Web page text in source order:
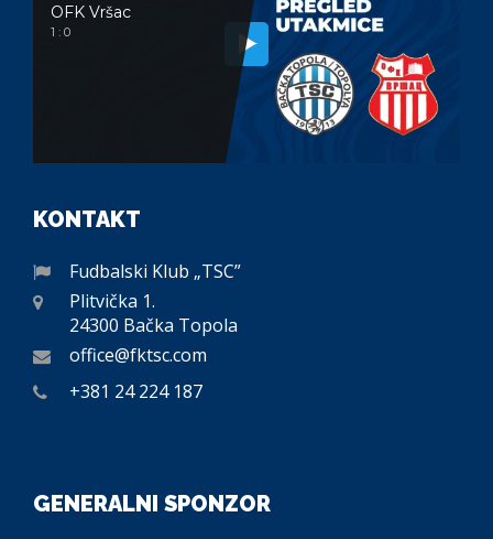
OFK Vršac
1 : 0
KONTAKT
Fudbalski Klub „TSC”
Plitvička 1.
24300 Bačka Topola
office@fktsc.com
+381 24 224 187
GENERALNI SPONZOR